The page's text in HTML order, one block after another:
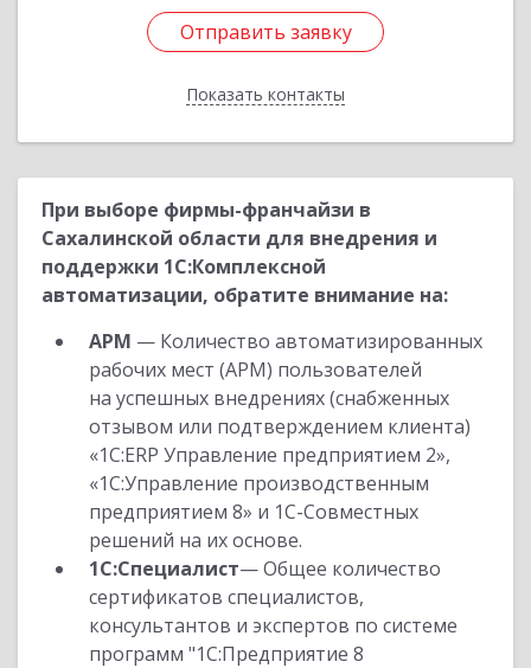
Отправить заявку
Показать контакты
Отправить заявку
Назад
При выборе фирмы-франчайзи в
Сахалинской области для внедрения и
поддержки 1С:Комплексной
автоматизации, обратите внимание на:
АРМ — Количество автоматизированных
рабочих мест (АРМ) пользователей
на успешных внедрениях (снабженных
отзывом или подтверждением клиента)
«1С:ERP Управление предприятием 2»,
«1С:Управление производственным
предприятием 8» и 1С-Совместных
решений на их основе.
1С:Специалист— Общее количество
сертификатов специалистов,
консультантов и экспертов по системе
программ "1С:Предприятие 8